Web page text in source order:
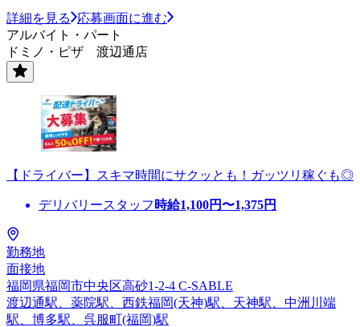
詳細を見る
応募画面に進む
アルバイト・パート
ドミノ・ピザ 渡辺通店
【ドライバー】スキマ時間にサクッとも！ガッツリ稼ぐも◎
デリバリースタッフ 時給1,100円〜1,375円
勤務地
面接地
福岡県福岡市中央区高砂1-2-4 C-SABLE
渡辺通駅、薬院駅、西鉄福岡(天神)駅、天神駅、中洲川端
駅、博多駅、呉服町(福岡)駅